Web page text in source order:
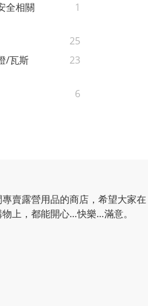
全相關
1
25
/瓦斯
23
6
賣露營用品的商店，希望大家在
上，都能開心…快樂…滿意。